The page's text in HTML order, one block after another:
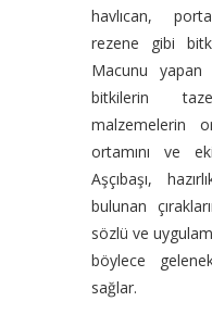
havlıcan,
rezene gibi
Macunu yapan
bitkilerin
malzemelerin
ortamını ve
Aşçıbaşı,
bulunan
sözlü ve
böylece
sağlar.